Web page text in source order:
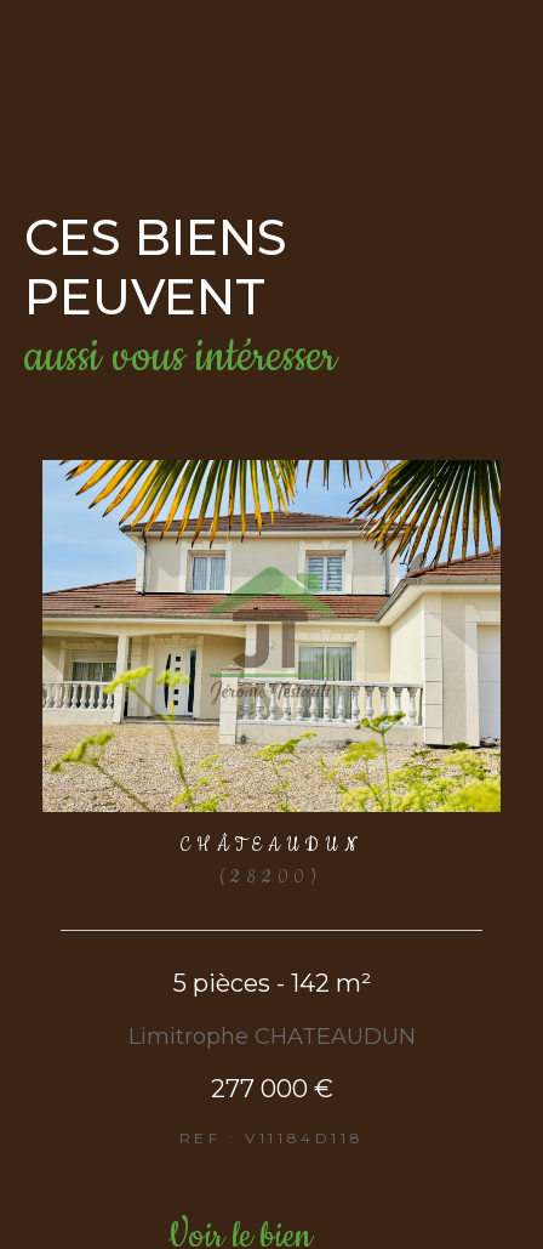
CES BIENS
PEUVENT
aussi vous intéresser
CHÂTEAUDUN
(28200)
5 pièces - 142 m²
Limitrophe CHATEAUDUN
277 000 €
REF : V11184D118
Voir le bien